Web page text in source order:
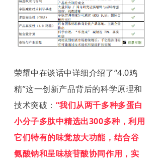
荣耀中在谈话中详细介绍了“4.0鸡
精”这一创新产品背后的科学原理和
技术突破： “我们从两千多种多蛋白
小分子多肽中精选出300多种，利用
它们特有的味觉放大功能，结合谷
氨酸钠和呈味核苷酸协同作用，实